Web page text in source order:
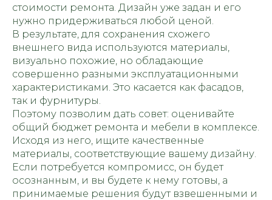
стоимости ремонта. Дизайн уже задан и его
нужно придерживаться любой ценой.
В результате, для сохранения схожего
внешнего вида используются материалы,
визуально похожие, но обладающие
совершенно разными эксплуатационными
характеристиками. Это касается как фасадов,
так и фурнитуры.
Поэтому позволим дать совет: оценивайте
общий бюджет ремонта и мебели в комплексе.
Исходя из него, ищите качественные
материалы, соответствующие вашему дизайну.
Если потребуется компромисс, он будет
осознанным, и вы будете к нему готовы, а
принимаемые решения будут взвешенными и